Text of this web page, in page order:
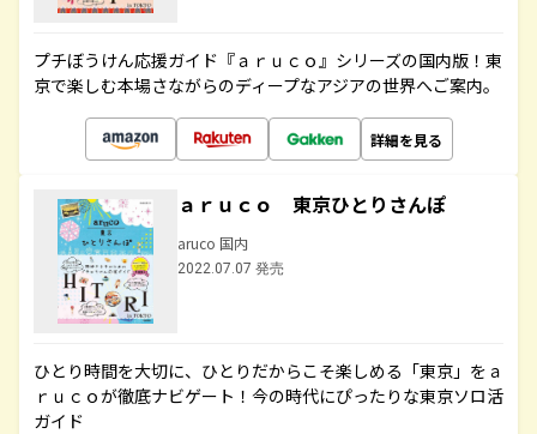
プチぼうけん応援ガイド『ａｒｕｃｏ』シリーズの国内版！東
京で楽しむ本場さながらのディープなアジアの世界へご案内。
詳細を見る
ａｒｕｃｏ 東京ひとりさんぽ
aruco 国内
2022.07.07 発売
ひとり時間を大切に、ひとりだからこそ楽しめる「東京」をａ
ｒｕｃｏが徹底ナビゲート！今の時代にぴったりな東京ソロ活
ガイド